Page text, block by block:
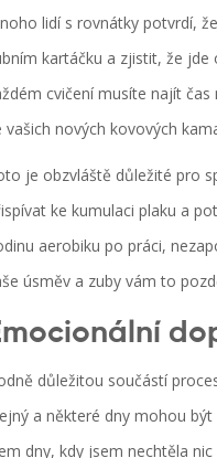
lidí s rovnátky potvrdí,
kartáčku a zjistit, že
cvičení musíte najít
vašich nových kovových
je obzvláště důležité pro
ke kumulaci plaku a
aerobiku po práci,
úsměv a zuby vám to
důležitou součástí
a některé dny mohou
dny, kdy jsem nechtěla